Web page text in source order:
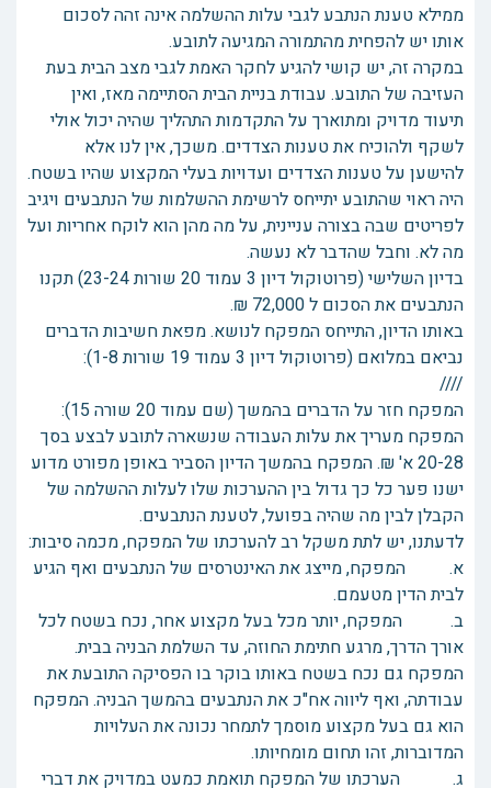
ממילא טענת הנתבע לגבי עלות ההשלמה אינה זהה לסכום
אותו יש להפחית מהתמורה המגיעה לתובע.
במקרה זה, יש קושי להגיע לחקר האמת לגבי מצב הבית בעת
העזיבה של התובע. עבודת בניית הבית הסתיימה מאז, ואין
תיעוד מדויק ומתוארך על התקדמות התהליך שהיה יכול אולי
לשקף ולהוכיח את טענות הצדדים. משכך, אין לנו אלא
להישען על טענות הצדדים ועדויות בעלי המקצוע שהיו בשטח.
היה ראוי שהתובע יתייחס לרשימת ההשלמות של הנתבעים ויגיב
לפריטים שבה בצורה עניינית, על מה מהן הוא לוקח אחריות ועל
מה לא. וחבל שהדבר לא נעשה.
בדיון השלישי (פרוטוקול דיון 3 עמוד 20 שורות 23-24) תקנו
הנתבעים את הסכום ל 72,000 ₪.
באותו הדיון, התייחס המפקח לנושא. מפאת חשיבות הדברים
נביאם במלואם (פרוטוקול דיון 3 עמוד 19 שורות 1-8):
////
המפקח חזר על הדברים בהמשך (שם עמוד 20 שורה 15):
המפקח מעריך את עלות העבודה שנשארה לתובע לבצע בסך
20-28 א' ₪. המפקח בהמשך הדיון הסביר באופן מפורט מדוע
ישנו פער כל כך גדול בין ההערכות שלו לעלות ההשלמה של
הקבלן לבין מה שהיה בפועל, לטענת הנתבעים.
לדעתנו, יש לתת משקל רב להערכתו של המפקח, מכמה סיבות:
א. המפקח, מייצג את האינטרסים של הנתבעים ואף הגיע
לבית הדין מטעמם.
ב. המפקח, יותר מכל בעל מקצוע אחר, נכח בשטח לכל
אורך הדרך, מרגע חתימת החוזה, עד השלמת הבניה בבית.
המפקח גם נכח בשטח באותו בוקר בו הפסיקה התובעת את
עבודתה, ואף ליווה אח"כ את הנתבעים בהמשך הבניה. המפקח
הוא גם בעל מקצוע מוסמך לתמחר נכונה את העלויות
המדוברות, זהו תחום מומחיותו.
ג. הערכתו של המפקח תואמת כמעט במדויק את דברי